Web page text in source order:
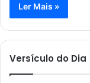
Ler Mais »
Versículo do Dia